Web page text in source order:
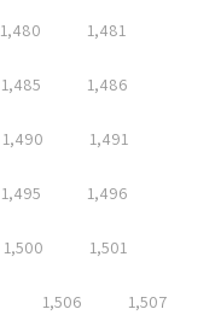
1,480 1,481
1,485 1,486
1,490 1,491
1,495 1,496
1,500 1,501
1,506 1,507